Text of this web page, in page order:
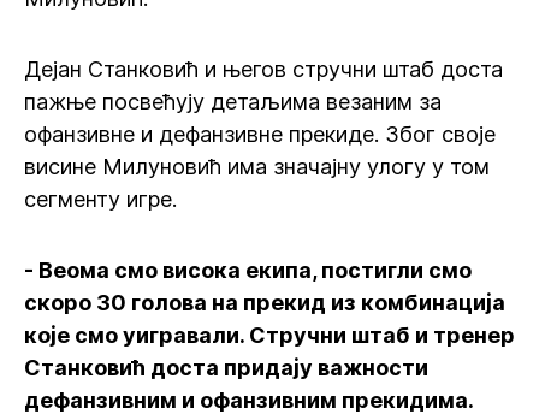
Дејан Станковић и његов стручни штаб доста
пажње посвећују детаљима везаним за
офанзивне и дефанзивне прекиде. Због своје
висине Милуновић има значајну улогу у том
сегменту игре.
- Веома смо висока екипа, постигли смо
скоро 30 голова на прекид из комбинација
које смо уигравали. Стручни штаб и тренер
Станковић доста придају важности
дефанзивним и офанзивним прекидима.